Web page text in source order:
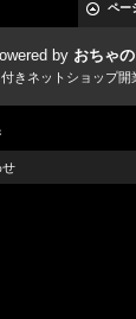
ペー
by おちゃ
きネットショップ開
せ